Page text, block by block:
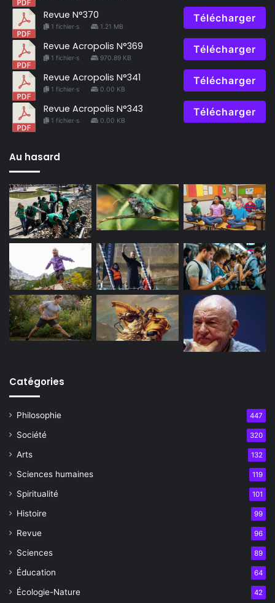
Revue N°370
1 fichier·s 1.21 MB
Télécharger
Revue Acropolis N°369
1 fichier·s 970.89 KB
Télécharger
Revue Acropolis N°341
1 fichier·s 0.00 KB
Télécharger
Revue Acropolis N°343
1 fichier·s 0.00 KB
Télécharger
Au hasard
Catégories
Philosophie 447
Société 320
Arts 132
Sciences humaines 119
Spiritualité 101
Histoire 99
Revue 96
Sciences 89
Éducation 64
Écologie-Nature 42